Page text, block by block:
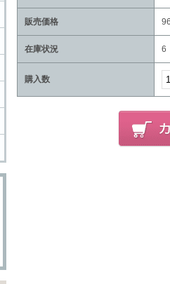
販売価格
在庫状況 6
購入数